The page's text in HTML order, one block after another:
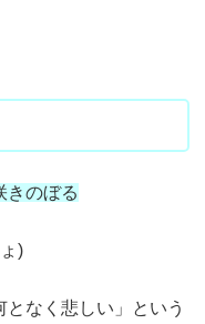
のぼる
)
となく悲しい」という